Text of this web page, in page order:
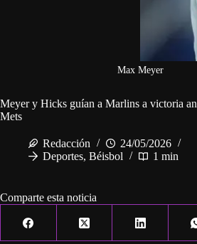
Max Meyer
Meyer y Hicks guían a Marlins a victoria
Mets
Redacción
24/05/2026
Deportes, Béisbol 1 min
Comparte esta noticia